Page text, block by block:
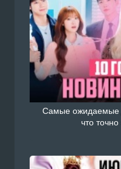
Самые ожидаемые
что